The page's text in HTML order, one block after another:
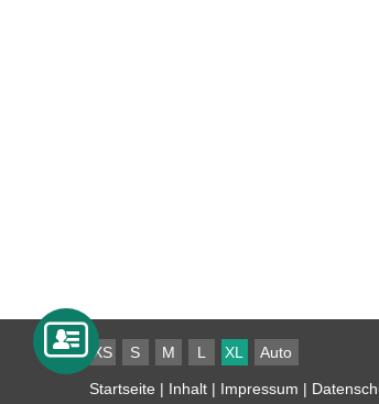
XS S M L XL Auto
Startseite | Inhalt| Impressum |